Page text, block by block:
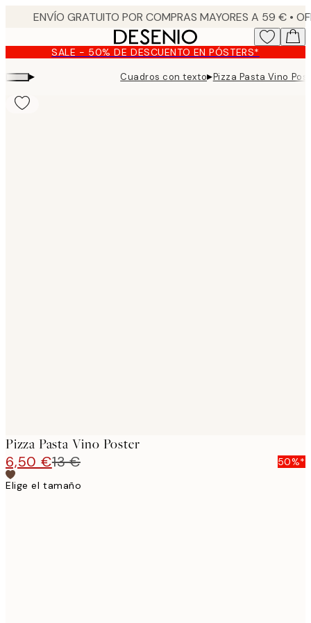
content.SALE - 50% DE DESCUENTO EN PÓSTERS*
▸ Cuadros con texto▸Pizza Pasta Vino
Pizza Pasta Vino Poster
6,50 €13 €
50%*
Elige el tamaño